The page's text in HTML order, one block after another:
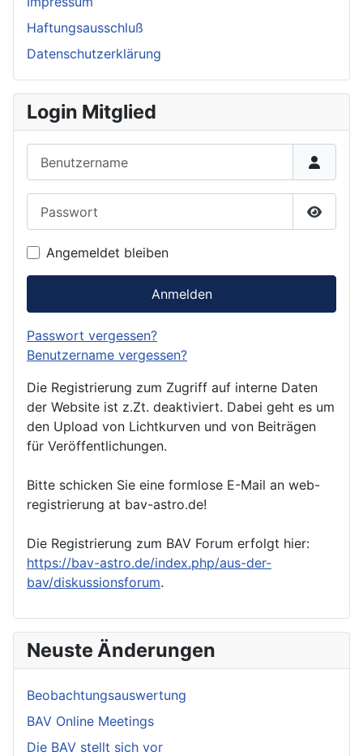
Haftungsausschluß
Datenschutzerklärung
Login Mitglied
Angemeldet bleiben
Anmelden
Passwort vergessen?
Benutzername vergessen?
Die Registrierung zum Zugriff auf interne Daten
der Website ist z.Zt. deaktiviert. Dabei geht es um
den Upload von Lichtkurven und von Beiträgen
für Veröffentlichungen.
Bitte schicken Sie eine formlose E-Mail an web-
registrierung at bav-astro.de!
Die Registrierung zum BAV Forum erfolgt hier:
https://bav-astro.de/index.php/aus-der-
bav/diskussionsforum.
Neuste Änderungen
Beobachtungsauswertung
BAV Online Meetings
Die BAV stellt sich vor